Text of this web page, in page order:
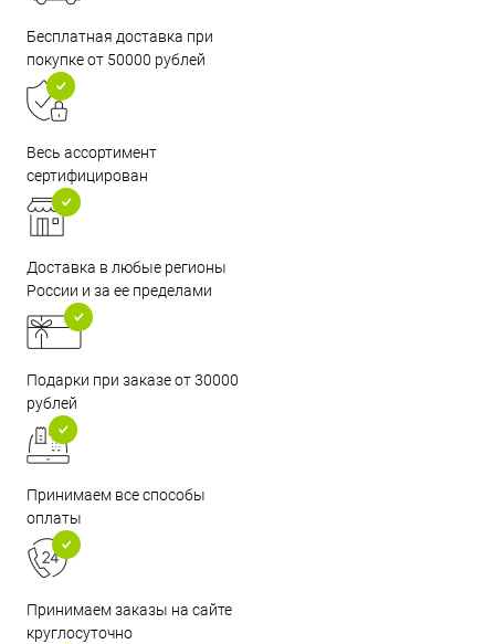
Бесплатная доставка при
покупке от 50000 рублей
Весь ассортимент
сертифицирован
Доставка в любые регионы
России и за ее пределами
Подарки при заказе от 30000
рублей
Принимаем все способы
оплаты
Принимаем заказы на сайте
круглосуточно